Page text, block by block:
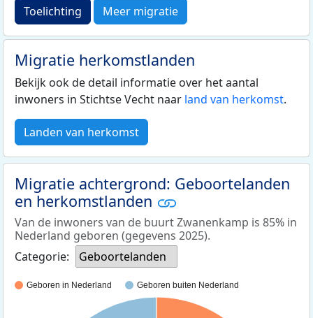
Toelichting Meer migratie
Migratie herkomstlanden
Bekijk ook de detail informatie over het aantal
inwoners in Stichtse Vecht naar land van herkomst.
Landen van herkomst
Migratie achtergrond: Geboortelanden
en herkomstlanden
Van de inwoners van de buurt Zwanenkamp is 85% in
Nederland geboren (gegevens 2025).
Categorie:
Geboortelanden
Geboren in Nederland Geboren buiten Nederland